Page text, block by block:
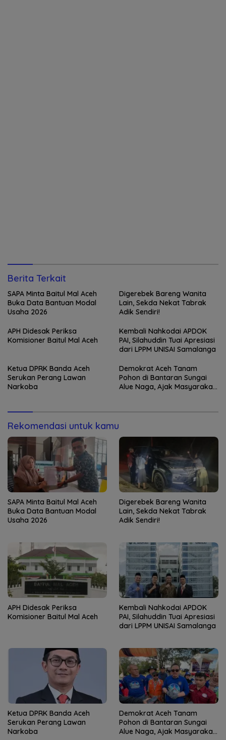
Berita Terkait
SAPA Minta Baitul Mal Aceh
Buka Data Bantuan Modal
Usaha 2026
Digerebek Bareng Wanita
Lain, Sekda Nekat Tabrak
Adik Sendiri!
APH Didesak Periksa
Komisioner Baitul Mal Aceh
Kembali Nahkodai APDOK
PAI, Silahuddin Tuai Apresiasi
dari LPPM UNISAI Samalanga
Ketua DPRK Banda Aceh
Serukan Perang Lawan
Narkoba
Demokrat Aceh Tanam
Pohon di Bantaran Sungai
Alue Naga, Ajak Masyarakat
Rekomendasi untuk kamu
SAPA Minta Baitul Mal Aceh
Buka Data Bantuan Modal
Usaha 2026
Digerebek Bareng Wanita
Lain, Sekda Nekat Tabrak
Adik Sendiri!
APH Didesak Periksa
Komisioner Baitul Mal Aceh
Kembali Nahkodai APDOK
PAI, Silahuddin Tuai Apresiasi
dari LPPM UNISAI Samalanga
Ketua DPRK Banda Aceh
Serukan Perang Lawan
Narkoba
Demokrat Aceh Tanam
Pohon di Bantaran Sungai
Alue Naga, Ajak Masyarakat